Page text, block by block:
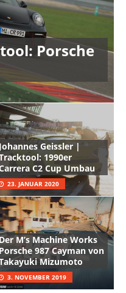
Porsche
Johannes Geissler |
1990er
C2 Cup Umbau
23. JANUAR 2020
M’s Machine Works
Porsche 987 Cayman von
Mizumoto
3. NOVEMBER 2019